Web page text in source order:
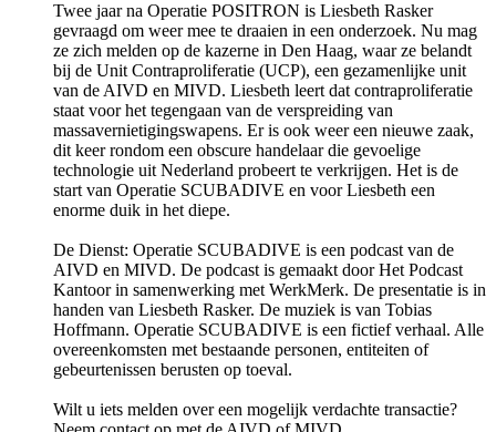
Twee jaar na Operatie POSITRON is Liesbeth Rasker
gevraagd om weer mee te draaien in een onderzoek. Nu mag
ze zich melden op de kazerne in Den Haag, waar ze belandt
bij de Unit Contraproliferatie (UCP), een gezamenlijke unit
van de AIVD en MIVD. Liesbeth leert dat contraproliferatie
staat voor het tegengaan van de verspreiding van
massavernietigingswapens. Er is ook weer een nieuwe zaak,
dit keer rondom een obscure handelaar die gevoelige
technologie uit Nederland probeert te verkrijgen. Het is de
start van Operatie SCUBADIVE en voor Liesbeth een
enorme duik in het diepe.
De Dienst: Operatie SCUBADIVE is een podcast van de
AIVD en MIVD. De podcast is gemaakt door Het Podcast
Kantoor in samenwerking met WerkMerk. De presentatie is in
handen van Liesbeth Rasker. De muziek is van Tobias
Hoffmann. Operatie SCUBADIVE is een fictief verhaal. Alle
overeenkomsten met bestaande personen, entiteiten of
gebeurtenissen berusten op toeval.
Wilt u iets melden over een mogelijk verdachte transactie?